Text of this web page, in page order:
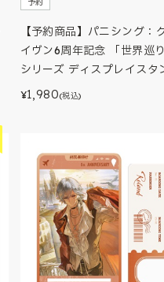
【予約商品】パニシング：
イヴン6周年記念 「世界巡
シリーズ ディスプレイスタ
¥1,980(税込)